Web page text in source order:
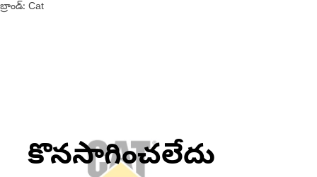
బ్రాండ్: Cat
కొనసాగించలేదు